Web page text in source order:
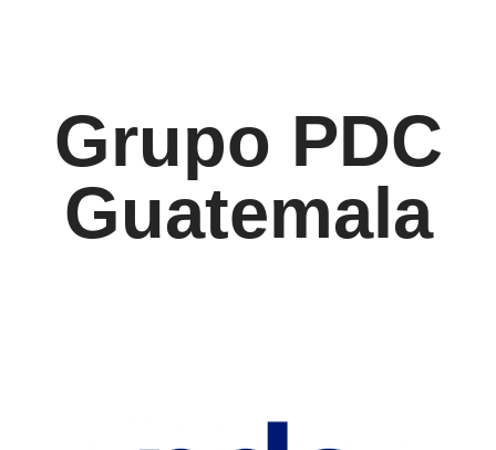
Grupo PDC
Guatemala